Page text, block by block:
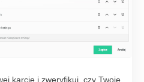
karcie i zweryfikuj, czy Twoje